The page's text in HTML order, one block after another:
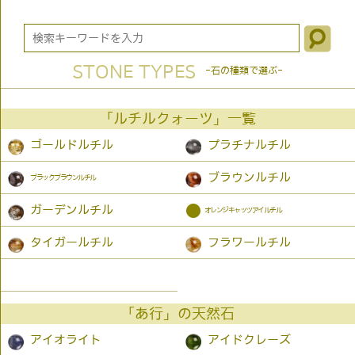
STONE TYPES -石の種類で選ぶ-
「ルチルクォーツ」一覧
ゴールドルチル プラチナルチル
ブラックブラウンルチル ブラウンルチル
ガーデンルチル ● オレンジキャッツアイルチル
タイガールチル フラワールチル
「あ行」の天然石
アイオライト アイドクレーズ